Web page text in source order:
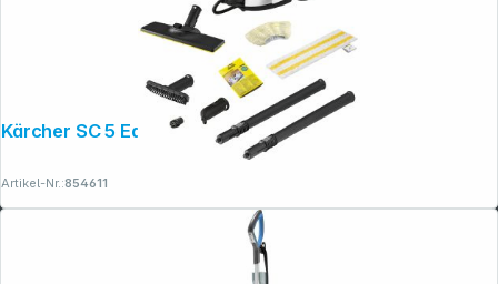
Kärcher SC 5 EasyFix Iron Plug
Artikel-Nr.:854611